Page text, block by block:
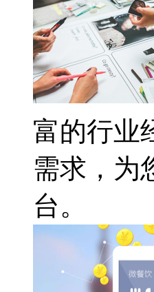
富的行业
需求，为
台。